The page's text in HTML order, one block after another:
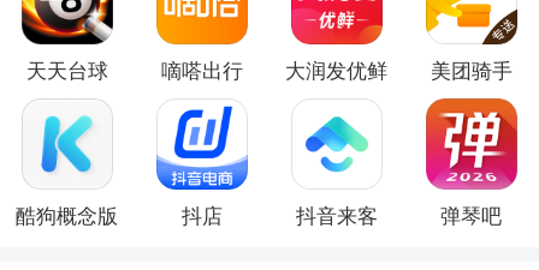
天天台球 嘀嗒出行 大润发优鲜 美团骑手
酷狗概念版 抖店 抖音来客 弹琴吧